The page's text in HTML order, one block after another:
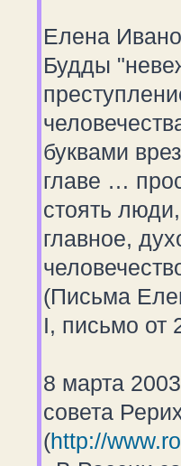
Елена
Будды
буквами
главе …
стоять
главное,
(Письма
I, письмо от
8 марта
совета
(http://